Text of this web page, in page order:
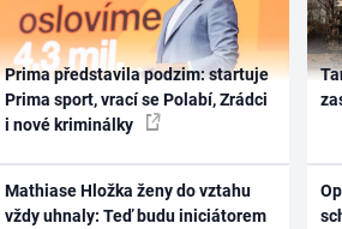
Prima představila podzim: startuje
Prima sport, vrací se Polabí, Zrádci
i nové kriminálky
Mathiase Hložka ženy do vztahu
vždy uhnaly: Teď budu iniciátorem